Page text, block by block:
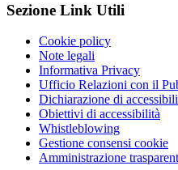
Sezione Link Utili
Cookie policy
Note legali
Informativa Privacy
Ufficio Relazioni con il
Dichiarazione di
Obiettivi di accessibilità
Whistleblowing
Gestione consensi cookie
Amministrazione